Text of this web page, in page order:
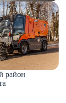
район